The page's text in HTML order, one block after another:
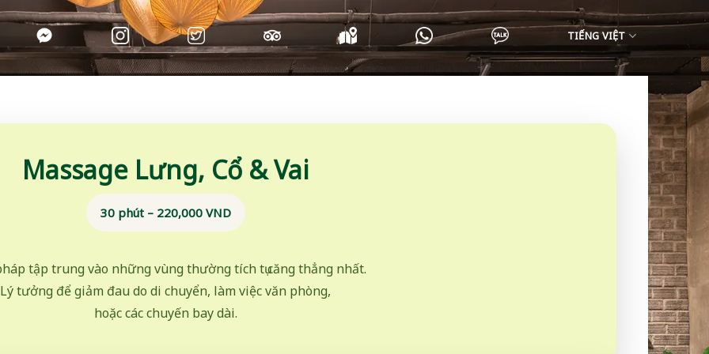
TIẾNG VIỆT
Massage Lưng, Cổ & Vai
30 phút – 220,000 VND
tập trung vào những vùng thường tích tụ căng thẳng nhất.
Lý tưởng để giảm đau do di chuyển, làm việc văn phòng,
hoặc các chuyến bay dài.